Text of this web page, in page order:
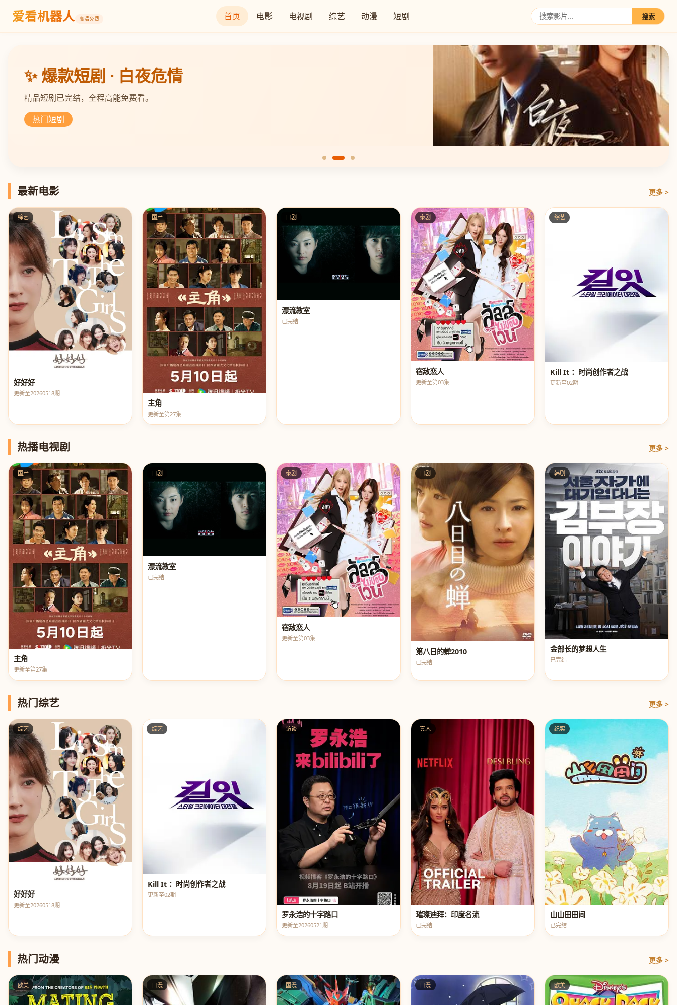
爱看机器人 高清免费 首页 电影 电视剧 综艺 动漫 短剧 搜索
✨ 爆款短剧 · 白夜危情
精品短剧已完结，全程高能免费看。
热门短剧
最新电影 更多 >
综艺
好好好
更新至20260518期
国产
主角
更新至第27集
日剧
漂流教室
已完结
泰剧
宿敌恋人
更新至第03集
综艺
Kill It ：时尚创作者之战
更新至02期
热播电视剧 更多 >
国产
主角
更新至第27集
日剧
漂流教室
已完结
泰剧
宿敌恋人
更新至第03集
日剧
第八日的蝉2010
已完结
韩剧
金部长的梦想人生
已完结
热门综艺 更多 >
综艺
好好好
更新至20260518期
综艺
Kill It ：时尚创作者之战
更新至02期
访谈
罗永浩的十字路口
更新至20260521期
真人
璀璨迪拜：印度名流
已完结
纪实
山山田田间
已完结
热门动漫 更多 >
欧美 日漫 国漫 日漫 欧美